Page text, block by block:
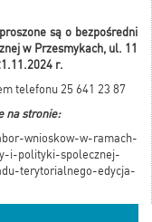
są o bezpośredni
w Przesmykach, ul. 11
r.
telefonu 25 641 23 87
na stronie:
wnioskow-w-ramach-
i-polityki-spolecznej-
terytorialnego-edycja-